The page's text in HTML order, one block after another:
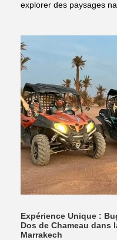
explorer des paysages
Expérience Unique :
Dos de Chameau dans
Marrakech